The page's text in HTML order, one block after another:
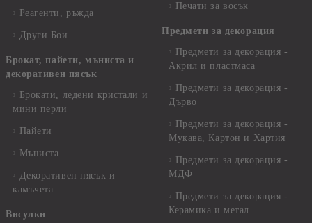
Реагенти, ръжда
Други Бои
Брокат, пайети, мъниста и
декоративен пясък
Брокати, ледени кристали и
мини перли
Пайети
Мъниста
Декоративен пясък и
камъчета
Висулки
Печати за восък
Предмети за декорация
Предмети за декорация -
Акрил и пластмаса
Предмети за декорация -
Дърво
Предмети за декорация -
Мукава, Картон и Хартия
Предмети за декорация -
МДФ
Предмети за декорация -
Керамика и метал